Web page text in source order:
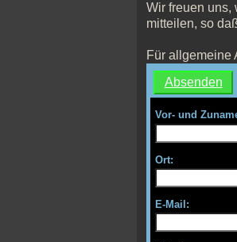
Wir freuen uns,
mitteilen, so
Für allgemeine
Vor- und
Ort:
E-Mail: